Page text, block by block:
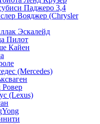
Паджеро 3,4
Вояджер (Chrysler
Эскалейд
Пилот
Кайен
(Mercedes)
Ровер
(Lexus)